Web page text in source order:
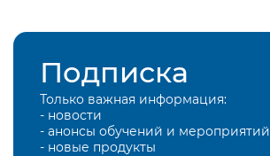
Подписка
Только важная информация:
- новости
- анонсы обучений и мероприятий
- новые продукты